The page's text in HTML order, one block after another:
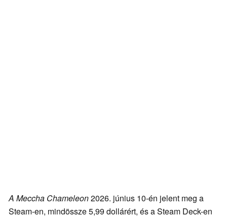
A Meccha Chameleon2026. június 10-én jelent meg a
Steam-en, mindössze 5,99 dollárért, és a Steam Deck-en